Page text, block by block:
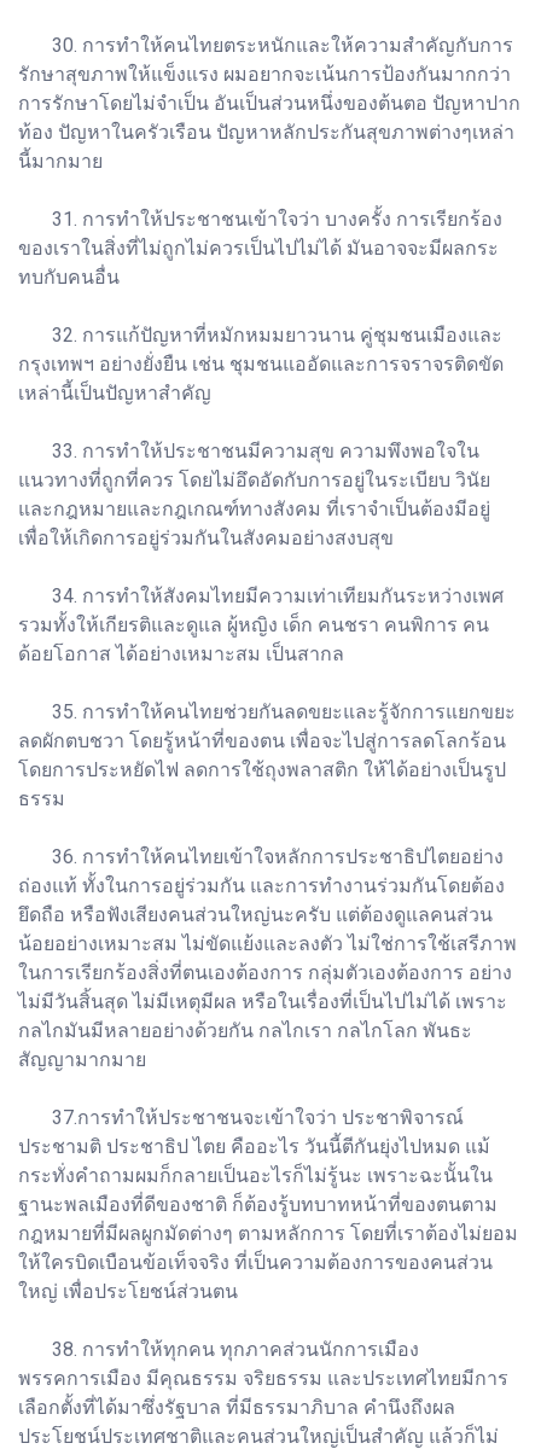
30. การทำให้คนไทยตระหนักและให้ความสำคัญกับการ
รักษาสุขภาพให้แข็งแรง ผมอยากจะเน้นการป้องกันมากกว่า
การรักษาโดยไม่จำเป็น อันเป็นส่วนหนึ่งของต้นตอ ปัญหาปาก
ท้อง ปัญหาในครัวเรือน ปัญหาหลักประกันสุขภาพต่างๆเหล่า
นี้มากมาย
31. การทำให้ประชาชนเข้าใจว่า บางครั้ง การเรียกร้อง
ของเราในสิ่งที่ไม่ถูกไม่ควรเป็นไปไม่ได้ มันอาจจะมีผลกระ
ทบกับคนอื่น
32. การแก้ปัญหาที่หมักหมมยาวนาน คู่ชุมชนเมืองและ
กรุงเทพฯ อย่างยั่งยืน เช่น ชุมชนแออัดและการจราจรติดขัด
เหล่านี้เป็นปัญหาสำคัญ
33. การทำให้ประชาชนมีความสุข ความพึงพอใจใน
แนวทางที่ถูกที่ควร โดยไม่อึดอัดกับการอยู่ในระเบียบ วินัย
และกฎหมายและกฎเกณฑ์ทางสังคม ที่เราจำเป็นต้องมีอยู่
เพื่อให้เกิดการอยู่ร่วมกันในสังคมอย่างสงบสุข
34. การทำให้สังคมไทยมีความเท่าเทียมกันระหว่างเพศ
รวมทั้งให้เกียรติและดูแล ผู้หญิง เด็ก คนชรา คนพิการ คน
ด้อยโอกาส ได้อย่างเหมาะสม เป็นสากล
35. การทำให้คนไทยช่วยกันลดขยะและรู้จักการแยกขยะ
ลดผักตบชวา โดยรู้หน้าที่ของตน เพื่อจะไปสู่การลดโลกร้อน
โดยการประหยัดไฟ ลดการใช้ถุงพลาสติก ให้ได้อย่างเป็นรูป
ธรรม
36. การทำให้คนไทยเข้าใจหลักการประชาธิปไตยอย่าง
ถ่องแท้ ทั้งในการอยู่ร่วมกัน และการทำงานร่วมกันโดยต้อง
ยึดถือ หรือฟังเสียงคนส่วนใหญ่นะครับ แต่ต้องดูแลคนส่วน
น้อยอย่างเหมาะสม ไม่ขัดแย้งและลงตัว ไม่ใช่การใช้เสรีภาพ
ในการเรียกร้องสิ่งที่ตนเองต้องการ กลุ่มตัวเองต้องการ อย่าง
ไม่มีวันสิ้นสุด ไม่มีเหตุมีผล หรือในเรื่องที่เป็นไปไม่ได้ เพราะ
กลไกมันมีหลายอย่างด้วยกัน กลไกเรา กลไกโลก พันธะ
สัญญามากมาย
37.การทำให้ประชาชนจะเข้าใจว่า ประชาพิจารณ์
ประชามติ ประชาธิป ไตย คืออะไร วันนี้ตีกันยุ่งไปหมด แม้
กระทั่งคำถามผมก็กลายเป็นอะไรก็ไม่รู้นะ เพราะฉะนั้นใน
ฐานะพลเมืองที่ดีของชาติ ก็ต้องรู้บทบาทหน้าที่ของตนตาม
กฎหมายที่มีผลผูกมัดต่างๆ ตามหลักการ โดยที่เราต้องไม่ยอม
ให้ใครบิดเบือนข้อเท็จจริง ที่เป็นความต้องการของคนส่วน
ใหญ่ เพื่อประโยชน์ส่วนตน
38. การทำให้ทุกคน ทุกภาคส่วนนักการเมือง
พรรคการเมือง มีคุณธรรม จริยธรรม และประเทศไทยมีการ
เลือกตั้งที่ได้มาซึ่งรัฐบาล ที่มีธรรมาภิบาล คำนึงถึงผล
ประโยชน์ประเทศชาติและคนส่วนใหญ่เป็นสำคัญ แล้วก็ไม่